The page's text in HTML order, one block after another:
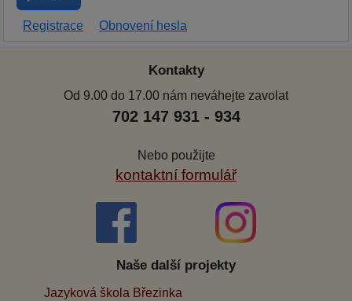
Registrace Obnovení hesla
Kontakty
Od 9.00 do 17.00 nám neváhejte zavolat
702 147 931 - 934
Nebo použijte
kontaktní formulář
Naše další projekty
Jazyková škola Březinka